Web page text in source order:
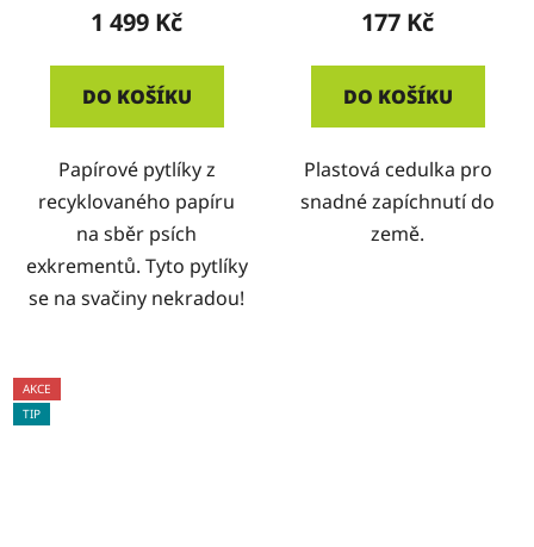
1 499 Kč
DO KOŠÍKU
Papírové pytlíky z
recyklovaného papíru
na sběr psích
exkrementů. Tyto pytlíky
se na svačiny nekradou!
177 Kč
DO KOŠÍKU
Plastová cedulka pro
snadné zapíchnutí do
země.
AKCE
TIP